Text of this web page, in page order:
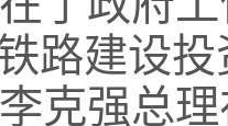
路建设
克强总